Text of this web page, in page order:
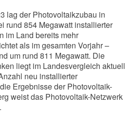
lag der Photovoltaikzubau in
rund 854 Megawatt installierter
im Land bereits mehr
als im gesamten Vorjahr –
um rund 811 Megawatt. Die
liegt im Landesvergleich aktuell
neu installierter
Ergebnisse der Photovoltaik-
weist das Photovoltaik-Netzwerk